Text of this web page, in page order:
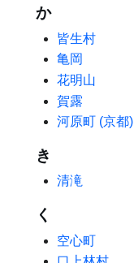
か
皆生村
亀岡
花明山
賀露
河原町 (京都)
き
清滝
く
空心町